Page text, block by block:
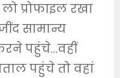
प्रोफाइल रखा
सामान्य
पहुंचे…वहीं
पहुंचे तो वहां